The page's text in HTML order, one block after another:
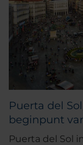
Puerta del
beginpunt
Puerta del Sol